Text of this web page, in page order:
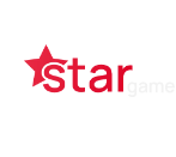
content